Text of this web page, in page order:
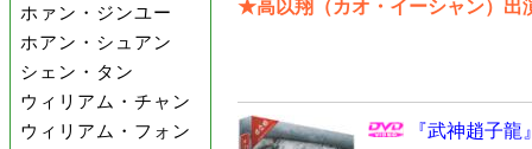
ホァン・ジンユー
ホアン・シュアン
シェン・タン
ウィリアム・チャン
ウィリアム・フォン
★高以翔（カオ・イーシャン）出
『武神趙子